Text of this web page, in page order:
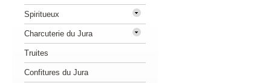
Spiritueux
Charcuterie du Jura
Truites
Confitures du Jura